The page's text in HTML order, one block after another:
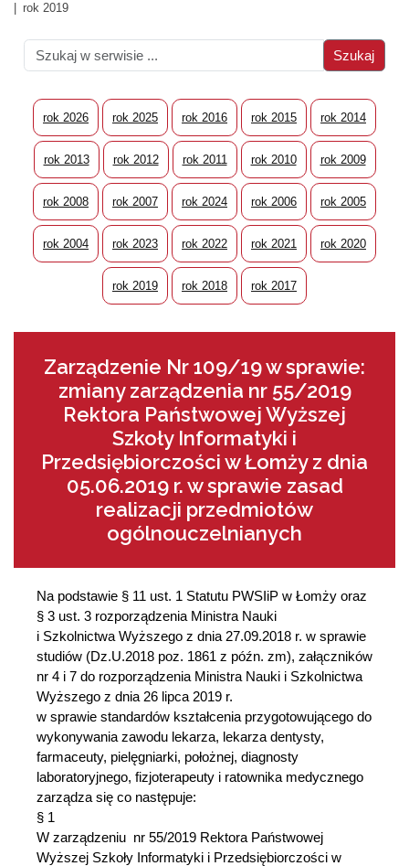
rok 2019
rok 2026 rok 2025 rok 2016 rok 2015 rok 2014
rok 2013 rok 2012 rok 2011 rok 2010 rok 2009
rok 2008 rok 2007 rok 2024 rok 2006 rok 2005
rok 2004 rok 2023 rok 2022 rok 2021 rok 2020
rok 2019 rok 2018 rok 2017
Zarządzenie Nr 109/19 w sprawie:
zmiany zarządzenia nr 55/2019
Rektora Państwowej Wyższej
Szkoły Informatyki i
Przedsiębiorczości w Łomży z dnia
05.06.2019 r. w sprawie zasad
realizacji przedmiotów
ogólnouczelnianych
Na podstawie § 11 ust. 1 Statutu PWSIiP w Łomży oraz
§ 3 ust. 3 rozporządzenia Ministra Nauki
i Szkolnictwa Wyższego z dnia 27.09.2018 r. w sprawie
studiów (Dz.U.2018 poz. 1861 z późn. zm), załączników
nr 4 i 7 do rozporządzenia Ministra Nauki i Szkolnictwa
Wyższego z dnia 26 lipca 2019 r.
w sprawie standardów kształcenia przygotowującego do
wykonywania zawodu lekarza, lekarza dentysty,
farmaceuty, pielęgniarki, położnej, diagnosty
laboratoryjnego, fizjoterapeuty i ratownika medycznego
zarządza się co następuje:
§ 1
W zarządzeniu nr 55/2019 Rektora Państwowej
Wyższej Szkoły Informatyki i Przedsiębiorczości w